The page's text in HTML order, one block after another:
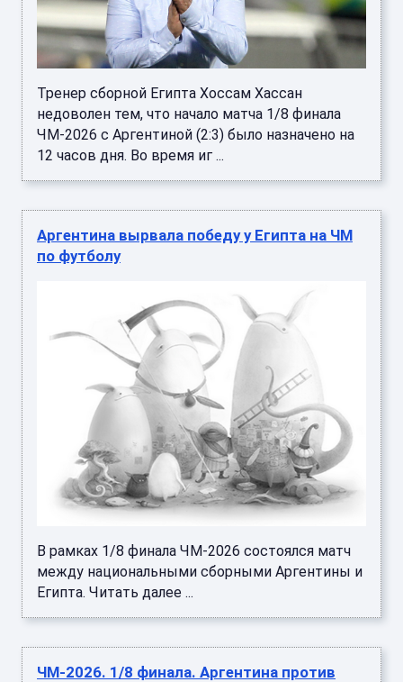
Тренер сборной Египта Хоссам Хассан
недоволен тем, что начало матча 1/8 финала
ЧМ-2026 с Аргентиной (2:3) было назначено на
12 часов дня. Во время иг ...
Аргентина вырвала победу у Египта на ЧМ
по футболу
В рамках 1/8 финала ЧМ-2026 состоялся матч
между национальными сборными Аргентины и
Египта. Читать далее ...
ЧМ-2026. 1/8 финала. Аргентина против